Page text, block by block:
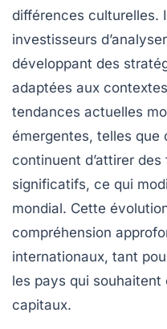
différences culturelles.
investisseurs
développant des
adaptées aux
tendances actuelles
émergentes, telles que
continuent d’attirer des
significatifs, ce qui
mondial. Cette
compréhension
internationaux, tant
les pays qui
capitaux.